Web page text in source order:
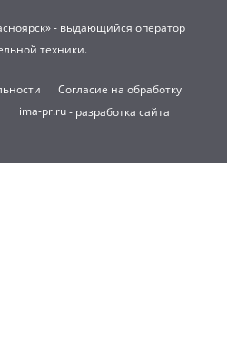
- выдающийся оператор
техники.
Согласие на обработку
ima-pr.ru- разработка сайта